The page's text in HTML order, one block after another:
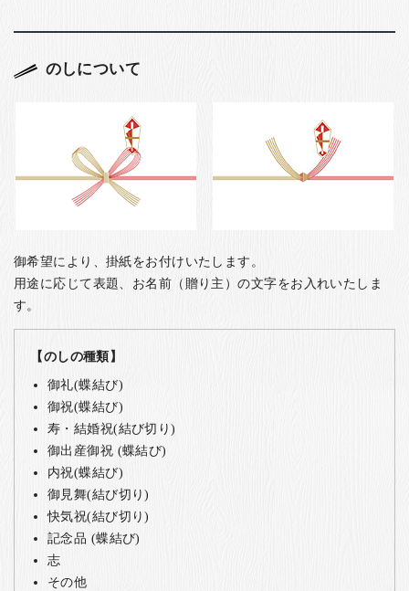
のしについて
御希望により、掛紙をお付けいたします。
用途に応じて表題、お名前（贈り主）の文字をお入れいたしま
す。
【のしの種類】
御礼(蝶結び)
御祝(蝶結び)
寿・結婚祝(結び切り)
御出産御祝 (蝶結び)
内祝(蝶結び)
御見舞(結び切り)
快気祝(結び切り)
記念品 (蝶結び)
志
その他